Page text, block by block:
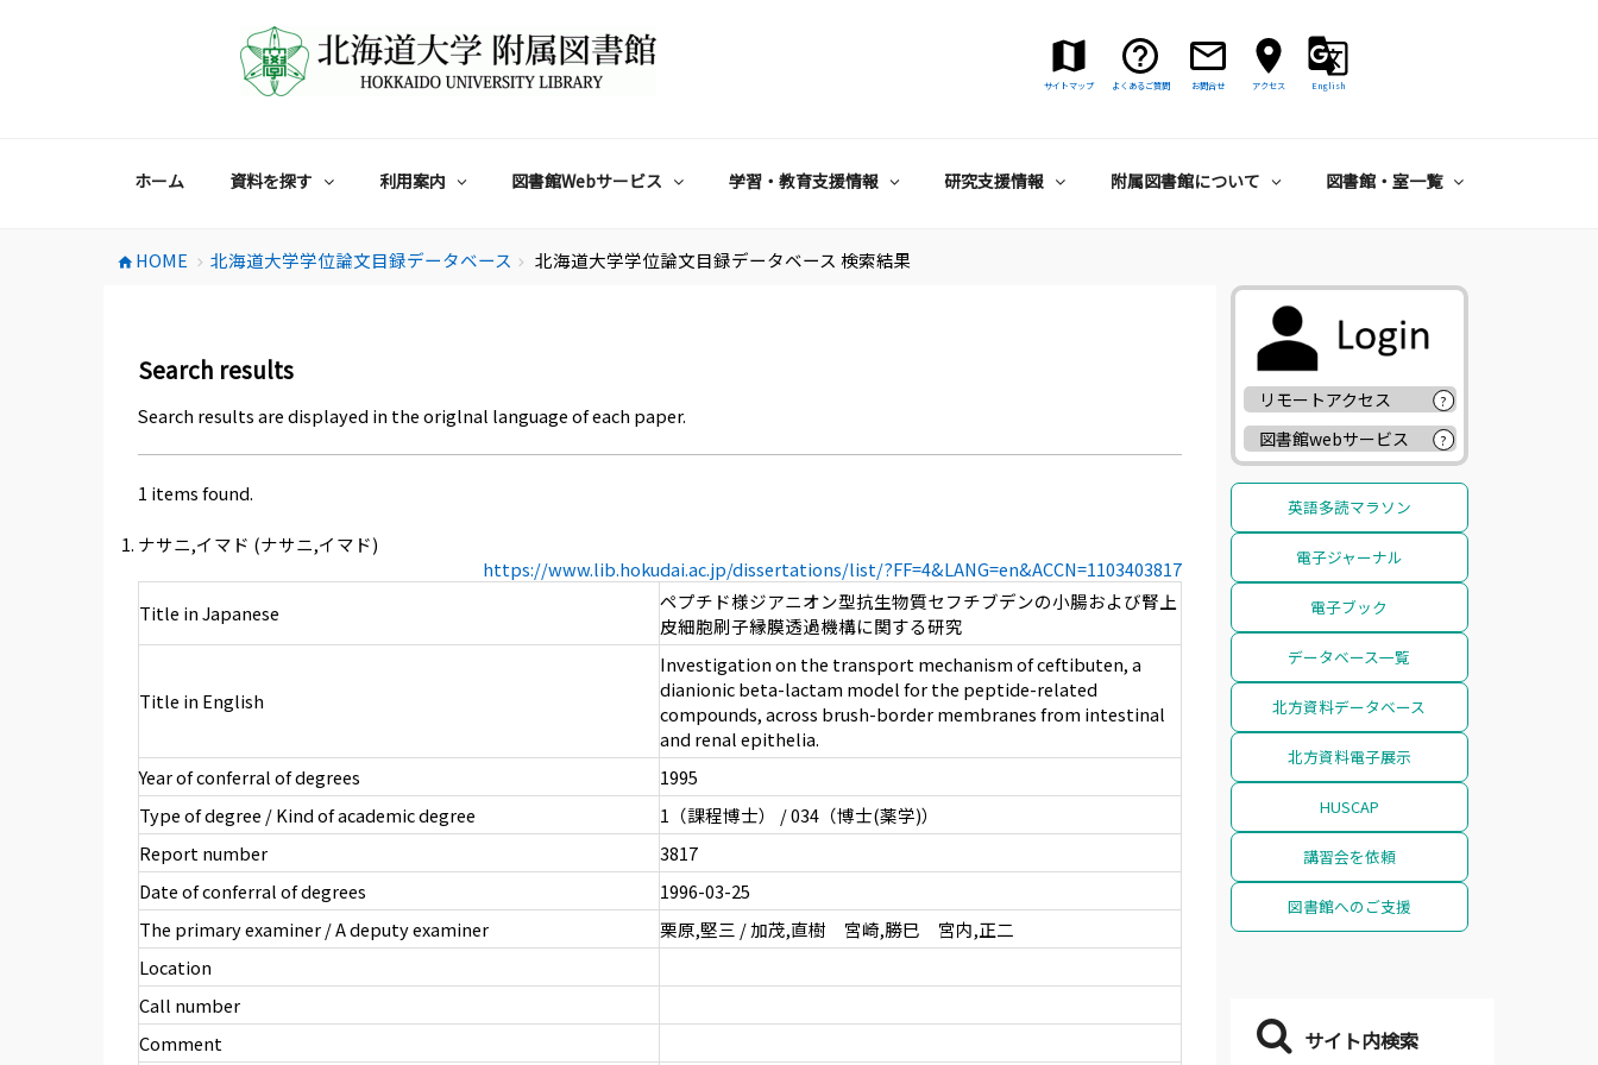
サイトマップ よくあるご質問 お問合せ アクセス English
ホーム 資料を探す 利用案内 図書館Webサービス 学習・教育支援情報 研究支援情報 附属図書館について 図書館・室一覧
home HOME chevron_right 北海道大学学位論文目録データベース chevron_right 北海道大学学位論文目録データベース 検索結果
Search results
Search results are displayed in the origlnal language of each paper.
1 items found.
ナサニ,イマド (ナサニ,イマド)
https://www.lib.hokudai.ac.jp/dissertations/list/?FF=4&LANG=en&ACCN=1103403817
Title in Japanese
ペプチド様ジアニオン型抗生物質セフチブデンの小腸および腎上
皮細胞刷子縁膜透過機構に関する研究
Title in English
Investigation on the transport mechanism of ceftibuten, a
dianionic beta-lactam model for the peptide-related
compounds, across brush-border membranes from intestinal
and renal epithelia.
Year of conferral of degrees
1995
Type of degree / Kind of academic degree
1（課程博士） / 034（博士(薬学)）
Report number
3817
Date of conferral of degrees
1996-03-25
The primary examiner / A deputy examiner
栗原,堅三 / 加茂,直樹 宮崎,勝巳 宮内,正二
Location
Call number
Comment
リモートアクセス ?
図書館webサービス ?
英語多読マラソン
電子ジャーナル
電子ブック
データベース一覧
北方資料データベース
北方資料電子展示
HUSCAP
講習会を依頼
図書館へのご支援
サイト内検索